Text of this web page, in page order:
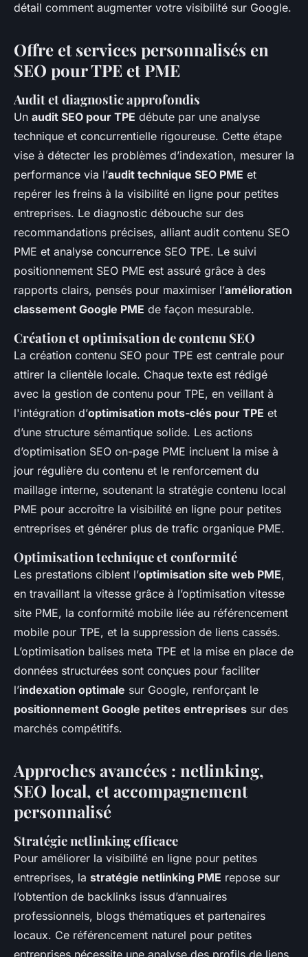
détail comment augmenter votre visibilité sur Google.
Offre et services personnalisés en
SEO pour TPE et PME
Audit et diagnostic approfondis
Un audit SEO pour TPE débute par une analyse
technique et concurrentielle rigoureuse. Cette étape
vise à détecter les problèmes d’indexation, mesurer la
performance via l’audit technique SEO PME et
repérer les freins à la visibilité en ligne pour petites
entreprises. Le diagnostic débouche sur des
recommandations précises, alliant audit contenu SEO
PME et analyse concurrence SEO TPE. Le suivi
positionnement SEO PME est assuré grâce à des
rapports clairs, pensés pour maximiser l’amélioration
classement Google PME de façon mesurable.
Création et optimisation de contenu SEO
La création contenu SEO pour TPE est centrale pour
attirer la clientèle locale. Chaque texte est rédigé
avec la gestion de contenu pour TPE, en veillant à
l'intégration d’optimisation mots-clés pour TPE et
d’une structure sémantique solide. Les actions
d’optimisation SEO on-page PME incluent la mise à
jour régulière du contenu et le renforcement du
maillage interne, soutenant la stratégie contenu local
PME pour accroître la visibilité en ligne pour petites
entreprises et générer plus de trafic organique PME.
Optimisation technique et conformité
Les prestations ciblent l’optimisation site web PME,
en travaillant la vitesse grâce à l’optimisation vitesse
site PME, la conformité mobile liée au référencement
mobile pour TPE, et la suppression de liens cassés.
L’optimisation balises meta TPE et la mise en place de
données structurées sont conçues pour faciliter
l’indexation optimale sur Google, renforçant le
positionnement Google petites entreprises sur des
marchés compétitifs.
Approches avancées : netlinking,
SEO local, et accompagnement
personnalisé
Stratégie netlinking efficace
Pour améliorer la visibilité en ligne pour petites
entreprises, la stratégie netlinking PME repose sur
l’obtention de backlinks issus d’annuaires
professionnels, blogs thématiques et partenaires
locaux. Ce référencement naturel pour petites